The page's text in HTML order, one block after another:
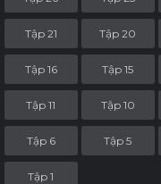
Tập 21 Tập 20
Tập 16 Tập 15
Tập 11 Tập 10
Tập 6 Tập 5
Tập 1